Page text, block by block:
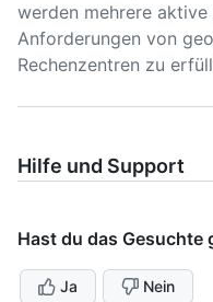
werden mehrere
Anforderungen von
Rechenzentren zu
Hilfe und Support
Hast du das Gesuchte
Ja Nein